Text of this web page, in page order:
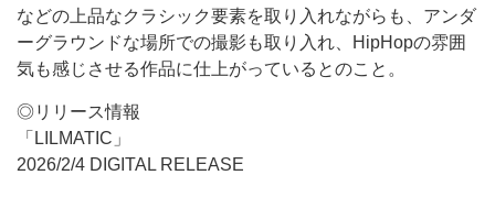
などの上品なクラシック要素を取り入れながらも、アンダ
ーグラウンドな場所での撮影も取り入れ、HipHopの雰囲
気も感じさせる作品に仕上がっているとのこと。
◎リリース情報
「LILMATIC」
2026/2/4 DIGITAL RELEASE